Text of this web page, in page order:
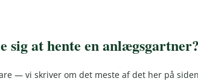
sig at hente en anlægsgartner?
— vi skriver om det meste af det her på